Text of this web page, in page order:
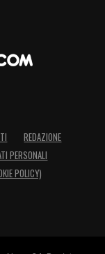
REDAZIONE
PERSONALI
POLICY)